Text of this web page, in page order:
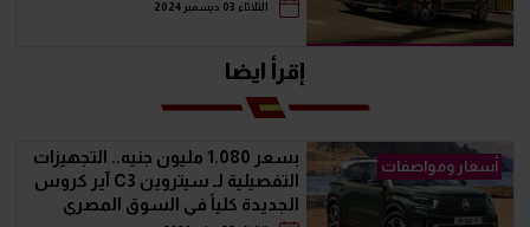
الثلاثاء 03 ديسمبر 2024
إقرأ ايضا
أسعار ومواصفات
بسعر 1.080 مليون جنيه.. التجهيزات
التفصيلية لـ سيتروين C3 آير كروس
الجديدة كلياً في السوق المصري